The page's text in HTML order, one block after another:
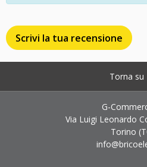
Scrivi la tua recensione
Torna su
G-
Via Luigi Leonardo
Torino